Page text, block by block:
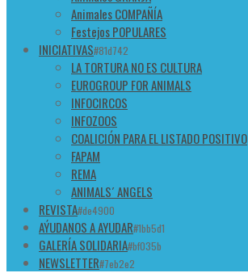
Animales COMPAÑÍA
Festejos POPULARES
INICIATIVAS#81d742
LA TORTURA NO ES CULTURA
EUROGROUP FOR ANIMALS
INFOCIRCOS
INFOZOOS
COALICIÓN PARA EL LISTADO POSITIVO
FAPAM
REMA
ANIMALS´ ANGELS
REVISTA#de4900
AÝUDANOS A AYUDAR#1bb5d1
GALERÍA SOLIDARIA#bf035b
NEWSLETTER#7eb2e2